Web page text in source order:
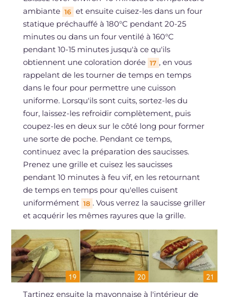
ambiante 16 et ensuite cuisez-les dans un four
statique préchauffé à 180°C pendant 20-25
minutes ou dans un four ventilé à 160°C
pendant 10-15 minutes jusqu'à ce qu'ils
obtiennent une coloration dorée 17 , en vous
rappelant de les tourner de temps en temps
dans le four pour permettre une cuisson
uniforme. Lorsqu'ils sont cuits, sortez-les du
four, laissez-les refroidir complètement, puis
coupez-les en deux sur le côté long pour former
une sorte de poche. Pendant ce temps,
continuez avec la préparation des saucisses.
Prenez une grille et cuisez les saucisses
pendant 10 minutes à feu vif, en les retournant
de temps en temps pour qu'elles cuisent
uniformément 18 . Vous verrez la saucisse griller
et acquérir les mêmes rayures que la grille.
Tartinez ensuite la mayonnaise à l'intérieur de